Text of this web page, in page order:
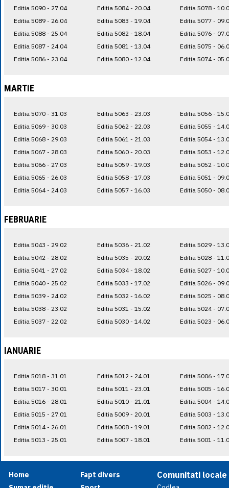
Editia 5090 - 27.04
Editia 5089 - 26.04
Editia 5088 - 25.04
Editia 5087 - 24.04
Editia 5086 - 23.04
Editia 5084 - 20.04
Editia 5083 - 19.04
Editia 5082 - 18.04
Editia 5081 - 13.04
Editia 5080 - 12.04
Editia 5078 -
Editia 5077 -
Editia 5076 -
Editia 5075 -
Editia 5074 -
MARTIE
Editia 5070 - 31.03
Editia 5069 - 30.03
Editia 5068 - 29.03
Editia 5067 - 28.03
Editia 5066 - 27.03
Editia 5065 - 26.03
Editia 5064 - 24.03
Editia 5063 - 23.03
Editia 5062 - 22.03
Editia 5061 - 21.03
Editia 5060 - 20.03
Editia 5059 - 19.03
Editia 5058 - 17.03
Editia 5057 - 16.03
Editia 5056 -
Editia 5055 -
Editia 5054 -
Editia 5053 -
Editia 5052 -
Editia 5051 -
Editia 5050 -
FEBRUARIE
Editia 5043 - 29.02
Editia 5042 - 28.02
Editia 5041 - 27.02
Editia 5040 - 25.02
Editia 5039 - 24.02
Editia 5038 - 23.02
Editia 5037 - 22.02
Editia 5036 - 21.02
Editia 5035 - 20.02
Editia 5034 - 18.02
Editia 5033 - 17.02
Editia 5032 - 16.02
Editia 5031 - 15.02
Editia 5030 - 14.02
Editia 5029 -
Editia 5028 -
Editia 5027 -
Editia 5026 -
Editia 5025 -
Editia 5024 -
Editia 5023 -
IANUARIE
Editia 5018 - 31.01
Editia 5017 - 30.01
Editia 5016 - 28.01
Editia 5015 - 27.01
Editia 5014 - 26.01
Editia 5013 - 25.01
Editia 5012 - 24.01
Editia 5011 - 23.01
Editia 5010 - 21.01
Editia 5009 - 20.01
Editia 5008 - 19.01
Editia 5007 - 18.01
Editia 5006 -
Editia 5005 -
Editia 5004 -
Editia 5003 -
Editia 5002 -
Editia 5001 -
Home
Fapt divers
Comunitati locale